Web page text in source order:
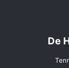
De